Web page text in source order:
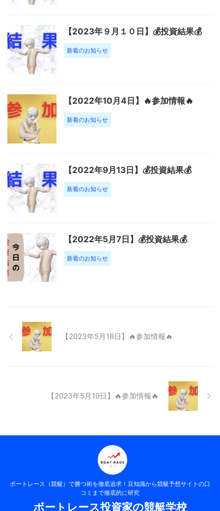
【2023年９月１０日】💰投資結果💰
新着のお知らせ
【2022年10月4日】🔥参加情報🔥
新着のお知らせ
【2022年9月13日】💰投資結果💰
新着のお知らせ
【2022年5月7日】💰投資結果💰
新着のお知らせ
【2023年5月18日】🔥参加情報🔥
【2023年5月19日】🔥参加情報🔥
ボートレース（競艇）で勝つ術を徹底追求！豆知識から競艇予想サイトの口
コミまで徹底的に研究
ボートレース投資家の競艇学校